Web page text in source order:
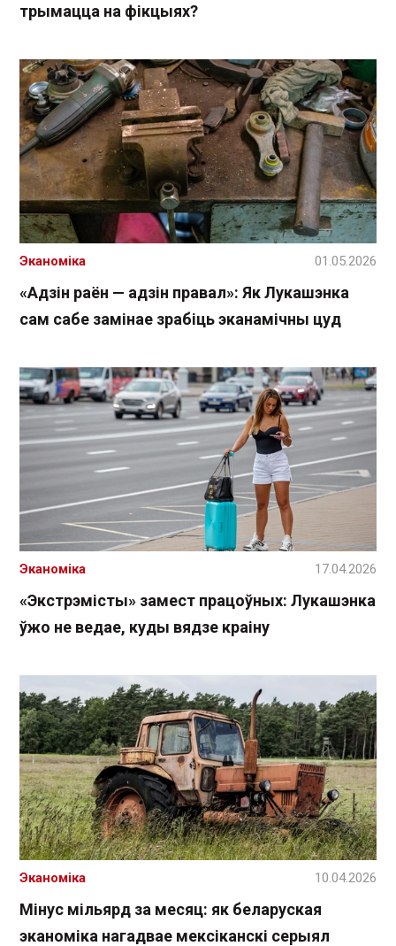
трымацца на фікцыях?
«Адзін раён — адзін правал»: Як Лукашэнка
сам сабе замінае зрабіць эканамічны цуд
Эканоміка 01.05.2026
«Экстрэмісты» замест працоўных: Лукашэнка
ўжо не ведае, куды вядзе краіну
Эканоміка 17.04.2026
Мінус мільярд за месяц: як беларуская
эканоміка нагадвае мексіканскі серыял
Эканоміка 10.04.2026